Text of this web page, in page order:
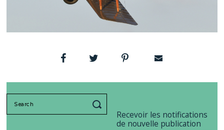
Recevoir les notifications
de nouvelle publication